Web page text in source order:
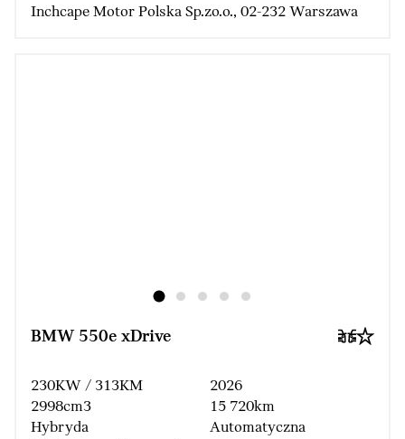
Inchcape Motor Polska Sp.zo.o., 02-232 Warszawa
BMW 550e xDrive
230KW / 313KM
2998cm3
Hybryda
2026
15 720km
Automatyczna